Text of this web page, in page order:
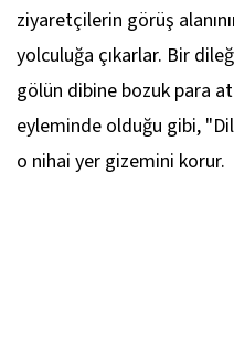
ziyaretçilerin görüş
yolculuğa çıkarlar. Bir
gölün dibine bozuk para
eyleminde olduğu gibi,
o nihai yer gizemini korur.